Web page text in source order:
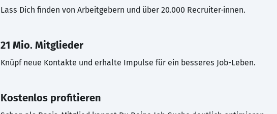
Lass Dich finden von Arbeitgebern und über 20.000 Recruiter·innen.
21 Mio. Mitglieder
Knüpf neue Kontakte und erhalte Impulse für ein besseres Job-Leben.
Kostenlos profitieren